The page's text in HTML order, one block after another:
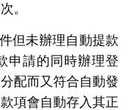
。
但未辦理自動提款
申請的同時辦理登
配而又符合自動發
項會自動存入其正